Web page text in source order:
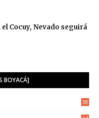
Cocuy, Nevado seguirá
BOYACÁ]
38